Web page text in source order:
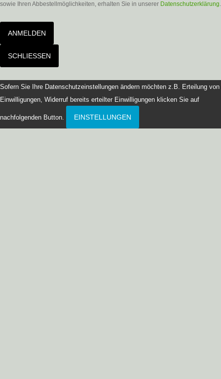
sowie Ihren Abbestellmöglichkeiten, erhalten Sie in unserer Datenschutzerklärung.
ANMELDEN
SCHLIESSEN
Sofern Sie Ihre Datenschutzeinstellungen ändern möchten z.B. Erteilung von
Einwilligungen, Widerruf bereits erteilter Einwilligungen klicken Sie auf
nachfolgenden Button. EINSTELLUNGEN